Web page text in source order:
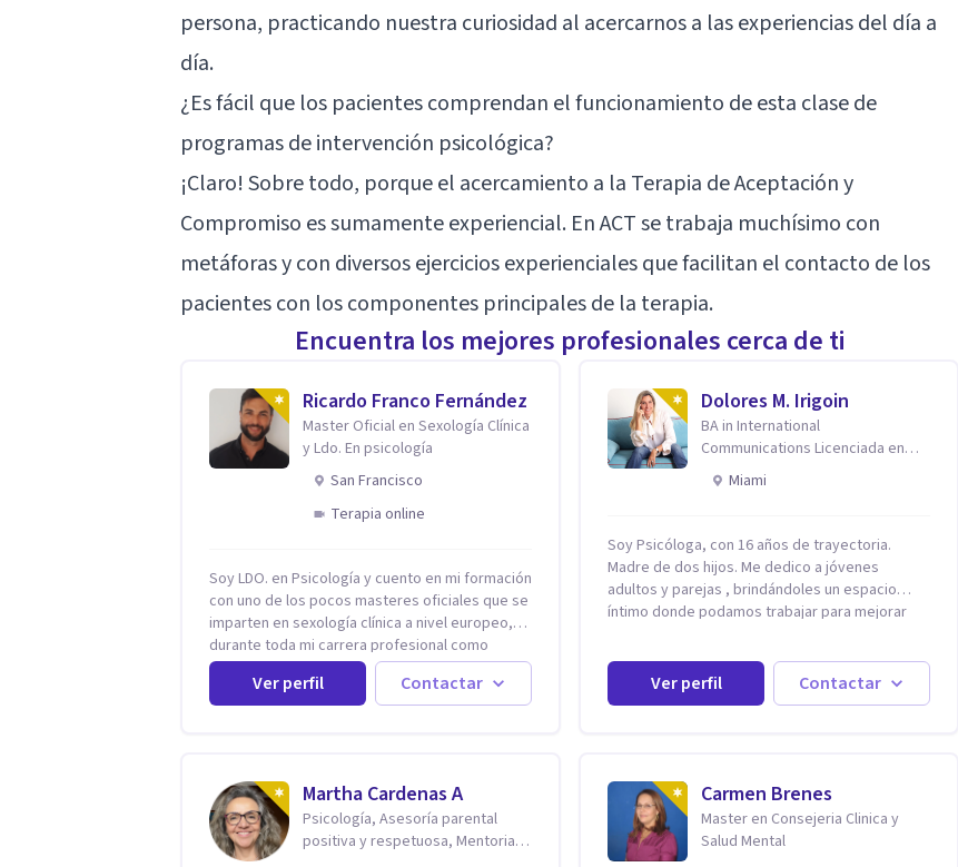
persona, practicando nuestra curiosidad al acercarnos a las experiencias del día a
día.
¿Es fácil que los pacientes comprendan el funcionamiento de esta clase de
programas de intervención psicológica?
¡Claro! Sobre todo, porque el acercamiento a la Terapia de Aceptación y
Compromiso es sumamente experiencial. En ACT se trabaja muchísimo con
metáforas y con diversos ejercicios experienciales que facilitan el contacto de los
pacientes con los componentes principales de la terapia.
Encuentra los mejores profesionales cerca de ti
Ricardo Franco Fernández
Master Oficial en Sexología Clínica
y Ldo. En psicología
San Francisco
Terapia online
Soy LDO. en Psicología y cuento en mi formación
con uno de los pocos masteres oficiales que se
imparten en sexología clínica a nivel europeo,
durante toda mi carrera profesional como
psicólogo-sexólogo he estado enfocado en la
terapia sexual desde una perspectiva
multidisciplinar BIO-PSICO-SOCIAL ya que
otros factores la terapia puede no funcionar al
tener una visión demasiado simplista,
excluyendo de antemano otros factores que
pueden influir. Mi intención es ayudar para
Ver perfil Contactar
Dolores M. Irigoin
BA in International
Communications Licenciada en
Psicologia Filosofia China en
Harvard
Miami
Soy Psicóloga, con 16 años de trayectoria.
Madre de dos hijos. Me dedico a jóvenes
adultos y parejas , brindándoles un espacio
íntimo donde podamos trabajar para mejorar
primero a los padres, en el caso de niños u
adolescentes, para luego seguir la terapia con
sus hijos, apuntalándolos en su futuro personal,
terapia de pareja y adultos con método
integrativo. Más información en: intherapy.today
Ver perfil Contactar
Martha Cardenas A
Psicología, Asesoría parental
positiva y respetuosa, Mentoria
Carmen Brenes
Master en Consejeria Clinica y
Salud Mental